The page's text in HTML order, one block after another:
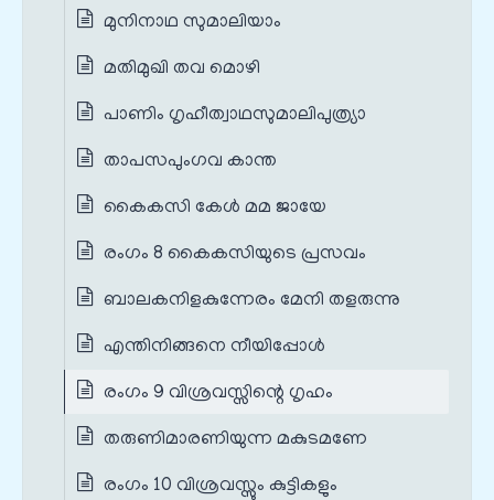
മുനിനാഥ സുമാലിയാം
മതിമുഖി തവ മൊഴി
പാണിം ഗൃഹീത്വാഥസുമാലിപുത്ര്യാ
താപസപുംഗവ കാന്ത
കൈകസി കേൾ മമ ജായേ
രംഗം 8 കൈകസിയുടെ പ്രസവം
ബാലകനിളകുന്നേരം മേനി തളരുന്നു
എന്തിനിങ്ങനെ നീയിപ്പോൾ
രംഗം 9 വിശ്രവസ്സിന്റെ ഗൃഹം
തരുണിമാരണിയുന്ന മകുടമണേ
രംഗം 10 വിശ്രവസ്സും കുട്ടികളും